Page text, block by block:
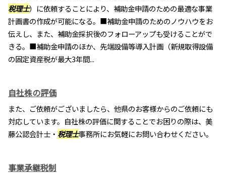
税理士）に依頼することにより、補助金申請のための最適な事業
計画書の作成が可能になる。■補助金申請のためのノウハウをお
伝えし、また、補助金採択後のフォローアップも受けることがで
きる。■補助金申請のほか、先端設備等導入計画（新規取得設備
の固定資産税が最大3年間...
自社株の評価
また、ご依頼がございましたら、他県のお客様からのご依頼にも
対応しています。自社株の評価に関することでお困りの際は、美
藤公認会計士・ 税理士事務所にお気軽にお問い合わせください。
事業承継税制